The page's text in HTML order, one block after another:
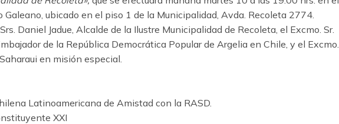
Galeano, ubicado en el piso 1 de la Municipalidad, Avda. Recoleta 2774.
Daniel Jadue, Alcalde de la Ilustre Municipalidad de Recoleta, el Excmo. Sr.
de la República Democrática Popular de Argelia en Chile, y el Excmo.
en misión especial.
Latinoamericana de Amistad con la RASD.
XXI